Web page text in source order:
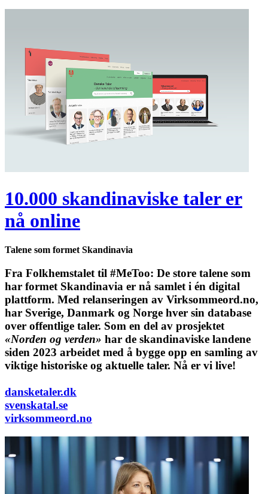
10.000 skandinaviske taler er
nå online
Talene som formet Skandinavia
Fra Folkhemstalet til #MeToo: De store talene som
har formet Skandinavia er nå samlet i én digital
plattform. Med relanseringen av Virksommeord.no,
har Sverige, Danmark og Norge hver sin database
over offentlige taler. Som en del av prosjektet
«Norden og verden» har de skandinaviske landene
siden 2023 arbeidet med å bygge opp en samling av
viktige historiske og aktuelle taler. Nå er vi live!
dansketaler.dk
svenskatal.se
virksommeord.no